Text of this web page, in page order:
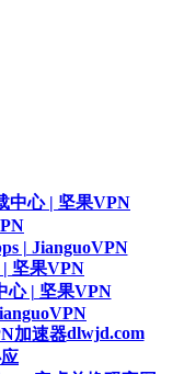
中心 | 坚果VPN
| JianguoVPN
| 坚果VPN
心 | 坚果VPN
加速器dlwjd.com